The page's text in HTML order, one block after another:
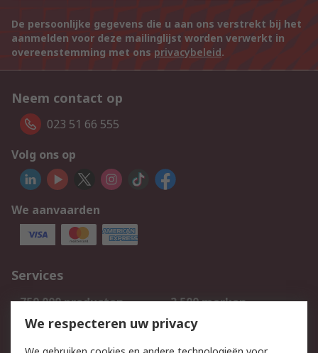
De persoonlijke gegevens die u aan ons verstrekt bij het
aanmelden voor deze mailinglijst worden verwerkt in
overeenstemming met ons privacybeleid.
Neem contact op
023 51 66 555
Volg ons op
We aanvaarden
Services
750.000 producten
2.500 merken
Bestellen
Inkoopoplossingen
We respecteren uw privacy